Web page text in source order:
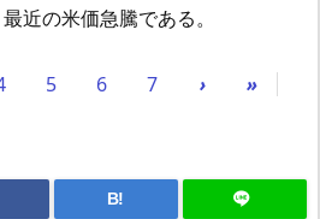
近の米価急騰である。
5 6 7 › »
B!